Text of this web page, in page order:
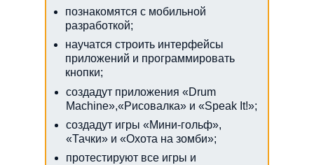
познакомятся с мобильной
разработкой;
научатся строить интерфейсы
приложений и программировать
кнопки;
создадут приложения «Drum
Machine»,«Рисовалка» и «Speak It!»;
создадут игры «Мини-гольф»,
«Тачки» и «Охота на зомби»;
протестируют все игры и